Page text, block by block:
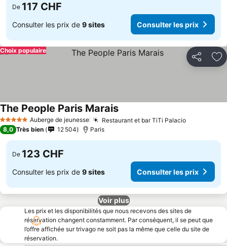
De 117 CHF
Consulter les prix de 9 sites Consulter les prix
Partager
Choix populaire
5 Étoiles Auberge de jeunesse Restaurant et bar TiTi Palacio
The People Paris Marais
8,0 Très bien 12 504 Paris
De 123 CHF
Consulter les prix de 9 sites Consulter les prix
Voir plus
Les prix et les disponibilités que nous recevons des sites de
réservation changent constamment. Par conséquent, il se peut que
l’offre affichée sur trivago ne soit pas la même que celle du site de
réservation.